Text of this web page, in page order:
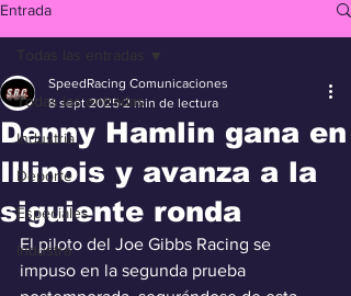
Entrada
Todas las entradas
Industria
Deporte
Especiales
Industra
Todas las entradas
Denny Hamlin gana en
Illinois y avanza a la
siguiente ronda
SpeedRacing Comunicaciones
8 sept 2025 2 min de lectura
El piloto del Joe Gibbs Racing se
impuso en la segunda prueba